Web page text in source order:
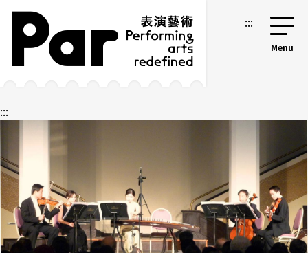
跳到主要内容区块
网站导览 :::
:::